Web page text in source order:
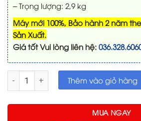
– Trọng lượng: 2,9 kg
Máy mới 100%, Bảo hành 2 năm
Sản Xuất.
Giá tốt Vui lòng liên hệ:
Máy chiếu Panasonic PT-LW376 |
Thêm vào giỏ hàng
MUA NGAY